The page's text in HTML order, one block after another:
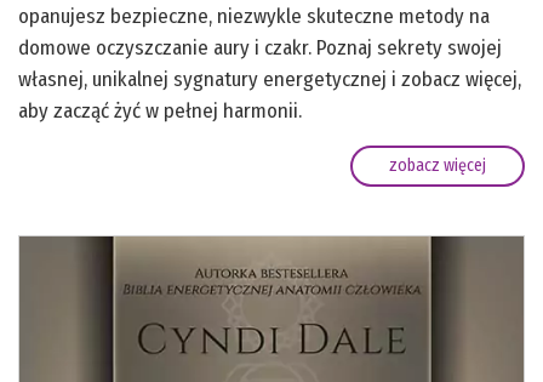
opanujesz bezpieczne, niezwykle skuteczne metody na
domowe oczyszczanie aury i czakr. Poznaj sekrety swojej
własnej, unikalnej sygnatury energetycznej i zobacz więcej,
aby zacząć żyć w pełnej harmonii.
zobacz więcej